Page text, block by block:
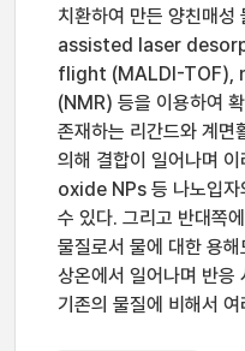
치환하여 만든 양친매
assisted laser
flight (MALDI-TOF),
(NMR) 등을 이용하여
존재하는 리간드와 계면
의해 결합이 일어나며
oxide NPs 등 나노입자
수 있다. 그리고 반대쪽
물질로서 물에 대한 용
상온에서 일어나며 반응
기존의 물질에 비해서